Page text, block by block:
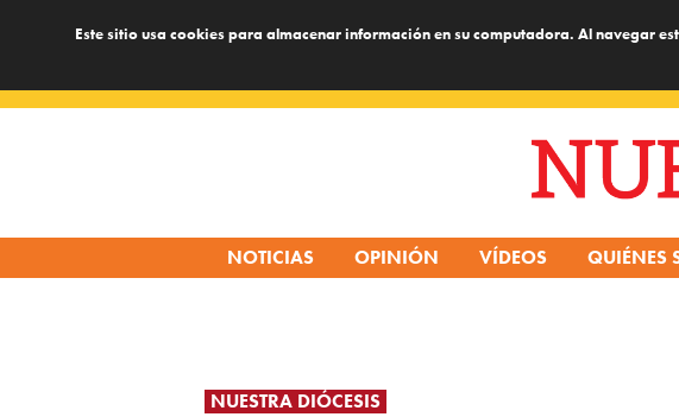
Este sitio usa cookies para almacenar información en su computadora. Al navegar
NOTICIAS OPINIÓN VÍDEOS QUIÉNES
NUESTRA DIÓCESIS